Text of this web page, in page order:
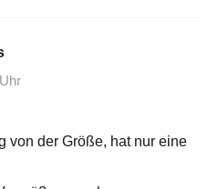
von der Größe, hat nur eine